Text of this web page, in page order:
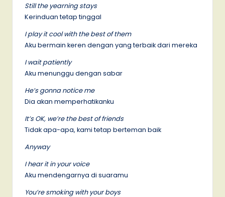
Still the yearning stays
Kerinduan tetap tinggal
I play it cool with the best of them
Aku bermain keren dengan yang terbaik dari mereka
I wait patiently
Aku menunggu dengan sabar
He’s gonna notice me
Dia akan memperhatikanku
It’s OK, we’re the best of friends
Tidak apa-apa, kami tetap berteman baik
Anyway
I hear it in your voice
Aku mendengarnya di suaramu
You’re smoking with your boys